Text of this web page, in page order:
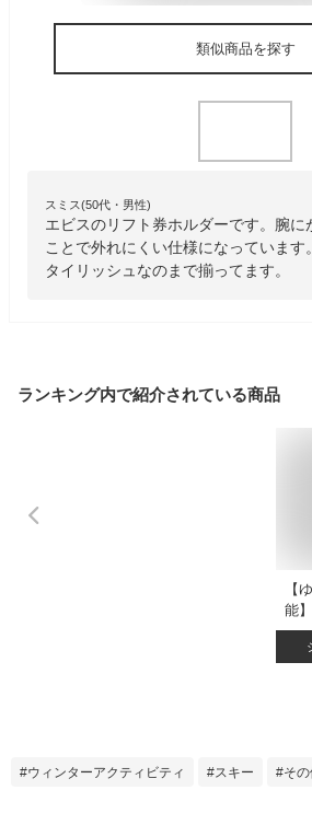
類似商品を探す
スミス(50代・男性)
エビスのリフト券ホルダーです。腕に
ことで外れにくい仕様になっています
タイリッシュなのまで揃ってます。
ランキング内で紹介されている商品
【
能
ス
プ
ウィンターアクティビティ スキー そ